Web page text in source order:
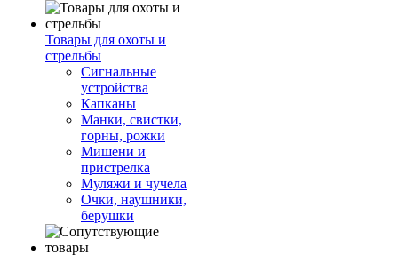
Товары для охоты и
стрельбы
Сигнальные
устройства
Капканы
Манки, свистки,
горны, рожки
Мишени и
пристрелка
Муляжи и чучела
Очки, наушники,
берушки